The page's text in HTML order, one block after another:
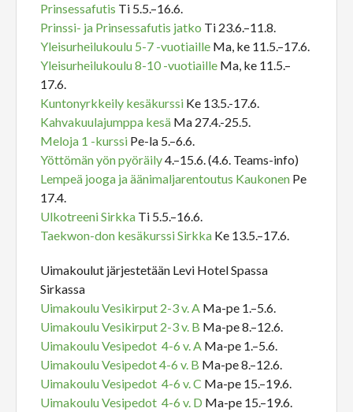
Prinsessafutis Ti 5.5.–16.6.
Prinssi- ja Prinsessafutis jatko Ti 23.6.–11.8.
Yleisurheilukoulu 5-7 -vuotiaille Ma, ke 11.5.–17.6.
Yleisurheilukoulu 8-10 -vuotiaille Ma, ke 11.5.–
17.6.
Kuntonyrkkeily kesäkurssi Ke 13.5.-17.6.
Kahvakuulajumppa kesä Ma 27.4.-25.5.
Meloja 1 -kurssi Pe-la 5.–6.6.
Yöttömän yön pyöräily4.–15.6. (4.6. Teams-info)
Lempeä jooga ja äänimaljarentoutus Kaukonen Pe
17.4.
Ulkotreeni Sirkka Ti 5.5.–16.6.
Taekwon-don kesäkurssi Sirkka Ke 13.5.–17.6.
Uimakoulut järjestetään Levi Hotel Spassa
Sirkassa
Uimakoulu Vesikirput 2-3 v. A Ma-pe 1.–5.6.
Uimakoulu Vesikirput 2-3 v. B Ma-pe 8.–12.6.
Uimakoulu Vesipedot 4-6 v. A Ma-pe 1.–5.6.
Uimakoulu Vesipedot 4-6 v. B Ma-pe 8.–12.6.
Uimakoulu Vesipedot 4-6 v. C Ma-pe 15.–19.6.
Uimakoulu Vesipedot 4-6 v. D Ma-pe 15.–19.6.